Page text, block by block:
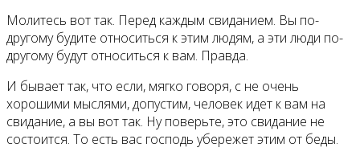
Молитесь вот так. Перед каждым свиданием. Вы по-
другому будите относиться к этим людям, а эти люди по-
другому будут относиться к вам. Правда.
И бывает так, что если, мягко говоря, с не очень
хорошими мыслями, допустим, человек идет к вам на
свидание, а вы вот так. Ну поверьте, это свидание не
состоится. То есть вас господь убережет этим от беды.